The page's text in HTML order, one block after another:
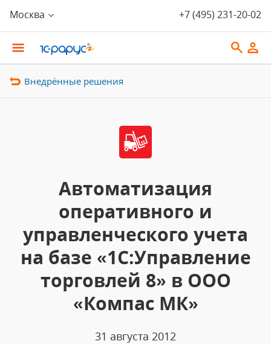
Москва +7 (495) 231-20-02
Внедрённые решения
Автоматизация
оперативного и
управленческого учета
на базе «1С:Управление
торговлей 8» в ООО
«Компас МК»
31 августа 2012